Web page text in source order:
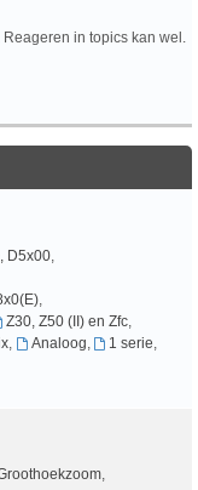
in topics kan wel.
D5x00,
,
Z30, Z50 (II) en Zfc
, Analoog 1 serie
,